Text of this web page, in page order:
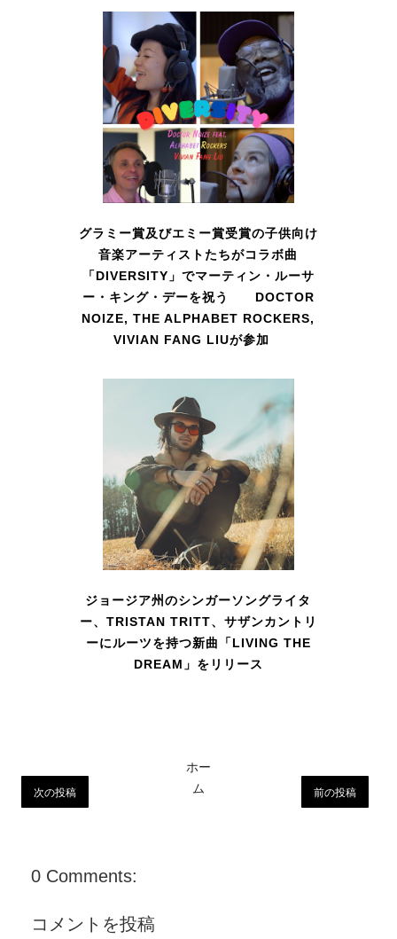
グラミー賞及びエミー賞受賞の子供向け
音楽アーティストたちがコラボ曲
「DIVERSITY」でマーティン・ルーサ
ー・キング・デーを祝う DOCTOR
NOIZE, THE ALPHABET ROCKERS,
VIVIAN FANG LIUが参加
ジョージア州のシンガーソングライタ
ー、TRISTAN TRITT、サザンカントリ
ーにルーツを持つ新曲「LIVING THE
DREAM」をリリース
次の投稿 前の投稿
ホー
ム
0 Comments:
コメントを投稿